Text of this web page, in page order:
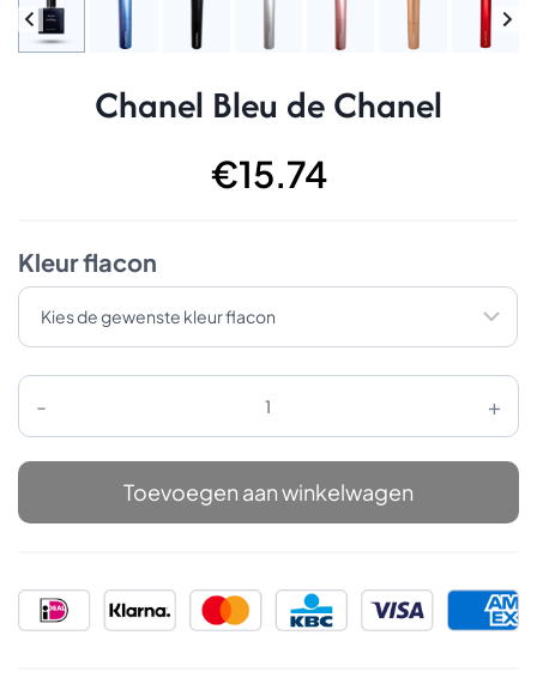
Chanel Bleu de Chanel
€15.74
Kleur flacon
Chanel
Bleu
de
Chanel
Toevoegen aan winkelwagen